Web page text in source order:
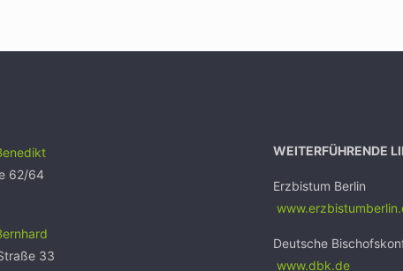
62/64
33
WEITERFÜHRENDE
Erzbistum Berlin
www.erzbistumb
Deutsche
www.dbk.de